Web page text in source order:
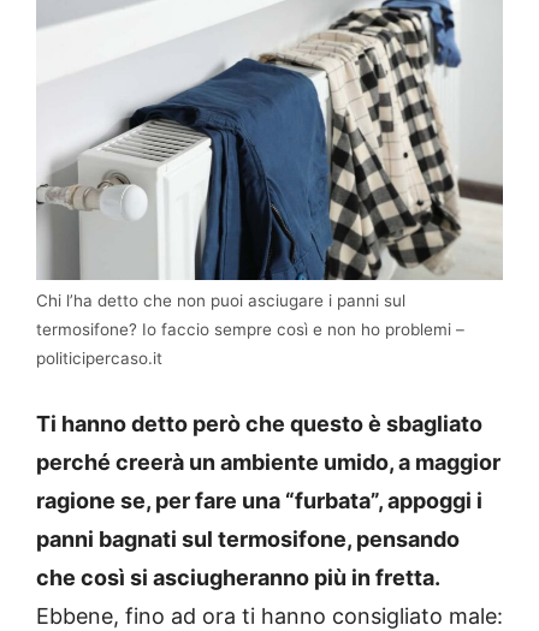
Chi l’ha detto che non puoi asciugare i panni sul
termosifone? Io faccio sempre così e non ho problemi –
politicipercaso.it
Ti hanno detto però che questo è sbagliato
perché creerà un ambiente umido, a maggior
ragione se, per fare una “furbata”, appoggi i
panni bagnati sul termosifone, pensando
che così si asciugheranno più in fretta.
Ebbene, fino ad ora ti hanno consigliato male: